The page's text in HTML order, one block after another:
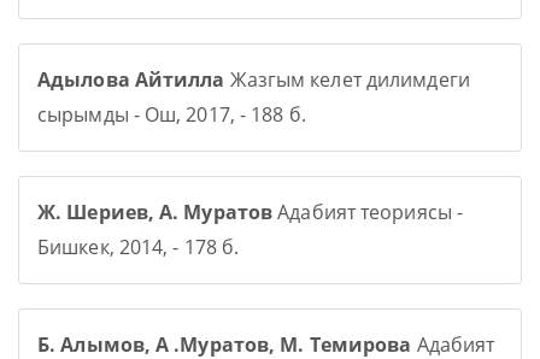
Адылова Айтилла Жазгым келет дилимдеги
сырымды - Ош, 2017, - 188 б.
Ж. Шериев, А. МуратовАдабият теориясы -
Бишкек, 2014, - 178 б.
Б. Алымов, А .Муратов, М. Темирова Адабият